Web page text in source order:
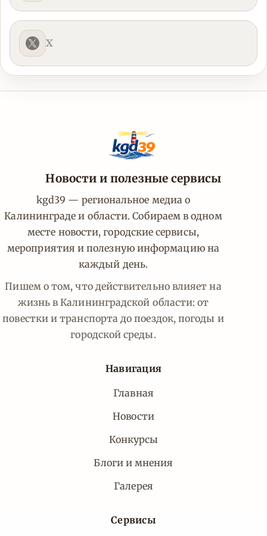
X
Новости и полезные сервисы
kgd39 — региональное медиа о
Калининграде и области. Собираем в одном
месте новости, городские сервисы,
мероприятия и полезную информацию на
каждый день.
Пишем о том, что действительно влияет на
жизнь в Калининградской области: от
повестки и транспорта до поездок, погоды и
городской среды.
Навигация
Главная
Новости
Конкурсы
Блоги и мнения
Галерея
Сервисы